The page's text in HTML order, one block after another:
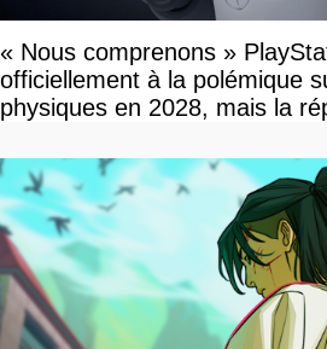
« Nous comprenons »
officiellement à la polémique
physiques en 2028, mais la